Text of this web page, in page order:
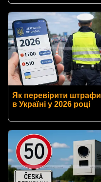
Як перевірити штрафи
в Україні у 2026 році